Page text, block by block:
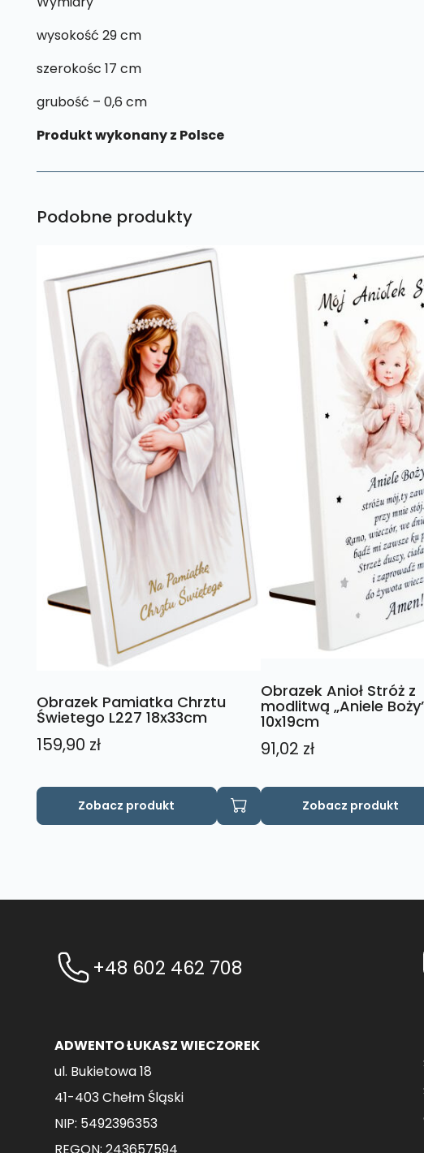
wysokość 29 cm
szerokośc 17 cm
grubość – 0,6 cm
Produkt wykonany z Polsce
Podobne produkty
Obrazek Pamiatka Chrztu
Świetego L227 18x33cm
159,90 zł
Zobacz produkt
Obrazek Anioł Stróż z
modlitwą „Aniele
10x19cm
91,02 zł
Zobacz produkt
+48 602 462 708
ADWENTO ŁUKASZ WIECZOREK
ul. Bukietowa 18
41-403 Chełm Śląski
NIP: 5492396353